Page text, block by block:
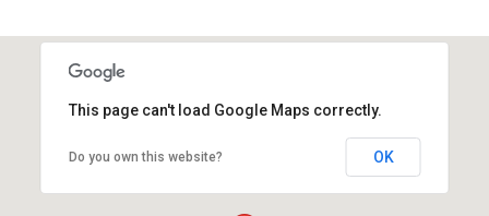
This page can't load Google Maps correctly.
Do you own this website? OK